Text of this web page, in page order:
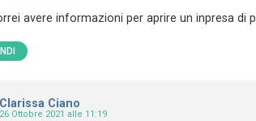
avere informazioni per aprire un inpresa di
Clarissa Ciano
26 Ottobre 2021 alle 11:19